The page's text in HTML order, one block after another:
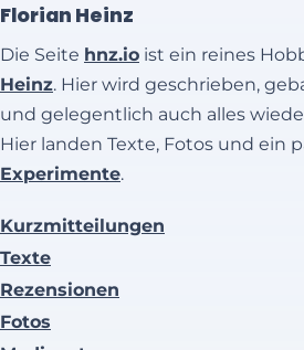
Florian Heinz
Die Seite hnz.io ist ein reines
Heinz. Hier wird geschrieben,
und gelegentlich auch alles
Hier landen Texte, Fotos und ein
Experimente.
Kurzmitteilungen
Texte
Rezensionen
Fotos